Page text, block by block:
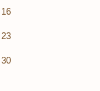
16
23
30